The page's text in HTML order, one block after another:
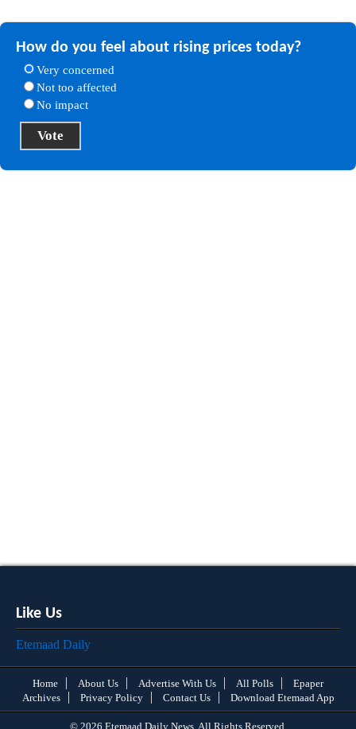
How do you feel about rising prices today?
Very concerned
Not too affected
No impact
Like Us
Etemaad Daily
Home About Us Advertise With Us All Polls
Epaper
Archives
Privacy Policy Contact Us Download Etemaad App
© 2026 Etemaad Daily News, All Rights Reserved.